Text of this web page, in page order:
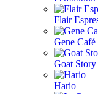
Flair
Gene Café
Goat Story
Hario